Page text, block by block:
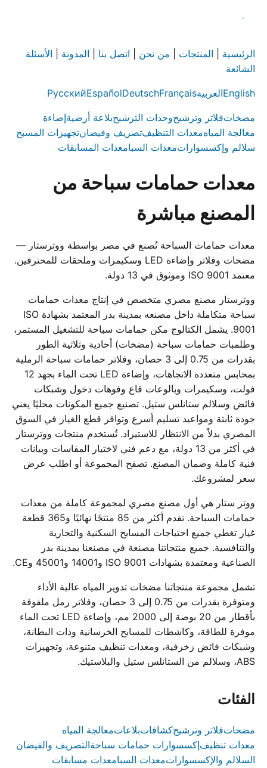
الرئيسية المنتجات من نحن اتصل بنا المدونة
الأسئلة
الشائعة
EnglishالعربيةFrançais
Deutsch
Español
Русский
مضخاتفلاتر وترشيحوحدات الترشيحبلاعة أرضيةإضاءة
معالجة المياهمعدات التنظيفتصريف وفيضانتجهيزات المسبح
سلالم وإكسسواراتمعدات السبامعدات المسابقات
معدات حمامات سباحة من
المصنع مباشرة
معدات حمامات السباحة تُصنع في مصر بواسطة ووترستار —
مضخات وفلاتر وإضاءة LED وسكيمرات وملحقات للمحترفين.
معتمد ISO 9001 وموثوق في 13 دولة.
ووترستار مصنع مصري متخصص في إنتاج معدات حمامات
سباحة متكاملة داخل مصنعه بمدينة بدر المعتمد بشهادة ISO
9001. يشمل الكتالوج مكن حمامات سباحة للتشغيل المستمر،
وطلمبات حمامات سباحة (مضخات) أحادية وثلاثية الطور
بقدرات من 0.75 إلى 3 حصان، وفلاتر حمامات سباحة الرملية
بمحابس متعددة الاتجاهات، وإضاءة LED تحت الماء بجهد 12
فولت، وسكيمرات وبالوعات قاع وفوهات دخول وشبكات
فائض وسلالم ستانلس ستيل. تصنيع جميع المكونات محليًا يعني
جودة ثابتة ومواعيد تسليم أسرع وتوافر قطع الغيار في السوق
المصري بدلاً من الانتظار للاستيراد. تُستخدم منتجات ووترستار
في أكثر من 13 دولة، مع دعم فني لاختيار المقاسات وبيانات
فنية كاملة وضمان المصنع. تصفح المجموعة أو اطلب عرض
سعر لمشروعك.
ووتر ستار هي أول مصنع مصري لمجموعة كاملة من معدات
حمامات السباحة. نقدم أكثر من 85 منتجًا نهائيًا و365 قطعة
غيار تغطي جميع احتياجات المسابح السكنية والتجارية
والتنافسية. جميع منتجاتنا مصنعة في مصنعنا بمدينة بدر
الصناعية ومعتمدة بشهادات ISO 9001 و14001 و45001 وCE.
تشمل مجموعة منتجاتنا مضخات تدوير المياه عالية الأداء
ومتوفرة بقدرات من 0.75 إلى 3 حصان، وفلاتر رمل ملفوفة
بأقطار من 20 بوصة إلى 2000 مم، وإضاءة LED تحت الماء
موفرة للطاقة، وكاشطات للمسابح الخرسانية وذات البطانة،
وشبكات فائض زخرفية، ومعدات تنظيف متنوعة، وتجهيزات
ABS، وسلالم من الستانلس ستيل والبلاستيك.
الفئات
مضخاتفلاتر وترشيحكشافاتبلاعاتمعالجة المياه
معدات تنظيفإكسسوارات حمامات سباحةالتصريف والفيضان
السلالم والإكسسواراتمعدات السبامعدات مسابقات